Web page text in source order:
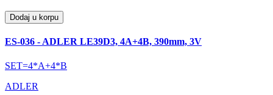
Dodaj u korpu
ES-036 - ADLER LE39D3, 4A+4B, 390mm, 3V
SET=4*A+4*B
ADLER